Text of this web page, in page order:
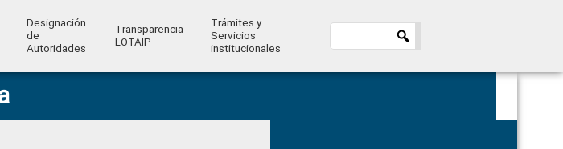
Designación
de
Autoridades
Transparencia-
LOTAIP
Trámites y
Servicios
institucionales